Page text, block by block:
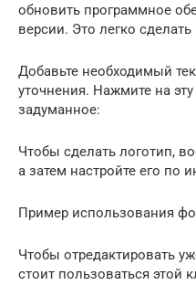
обновить программное
версии. Это легко
Добавьте необходимый
уточнения. Нажмите на
задуманное:
Чтобы сделать логотип,
а затем настройте его по
Пример использования
Чтобы отредактировать
стоит пользоваться этой